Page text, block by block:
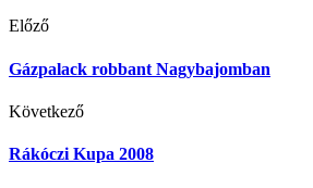
Előző
Gázpalack robbant Nagybajomban
Következő
Rákóczi Kupa 2008